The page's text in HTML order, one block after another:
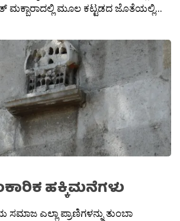
ಮಕ್ಬಾರಾದಲ್ಲಿ ಮೂಲ ಕಟ್ಟಡದ ಜೊತೆಯಲ್ಲಿ...
ಹಕ್ಕಿಮನೆಗಳು
ಎಲ್ಲಾ ಪ್ರಾಣಿಗಳನ್ನು ತುಂಬಾ